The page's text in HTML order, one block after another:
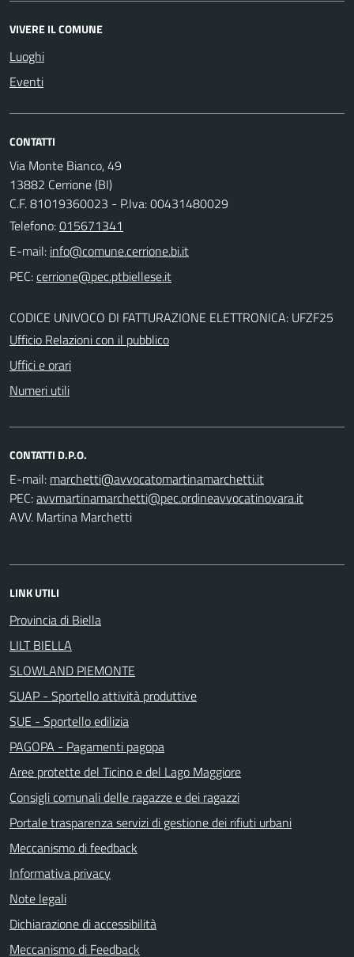
VIVERE IL COMUNE
Luoghi
Eventi
CONTATTI
Via Monte Bianco, 49
13882 Cerrione (BI)
C.F. 81019360023 - P.Iva: 00431480029
Telefono:015671341
E-mail:
PEC:
CODICE UNIVOCO DI FATTURAZIONE ELETTRONICA: UFZF25
Ufficio Relazioni con il pubblico
Uffici e orari
Numeri utili
CONTATTI D.P.O.
E-mail:
PEC:
AVV. Martina Marchetti
LINK UTILI
Provincia di Biella
LILT BIELLA
SLOWLAND PIEMONTE
SUAP - Sportello attività produttive
SUE - Sportello edilizia
PAGOPA - Pagamenti pagopa
Aree protette del Ticino e del Lago Maggiore
Consigli comunali delle ragazze e dei ragazzi
Portale trasparenza servizi di gestione dei rifiuti urbani
Meccanismo di feedback
Informativa privacy
Note legali
Dichiarazione di accessibilità
Meccanismo di Feedback